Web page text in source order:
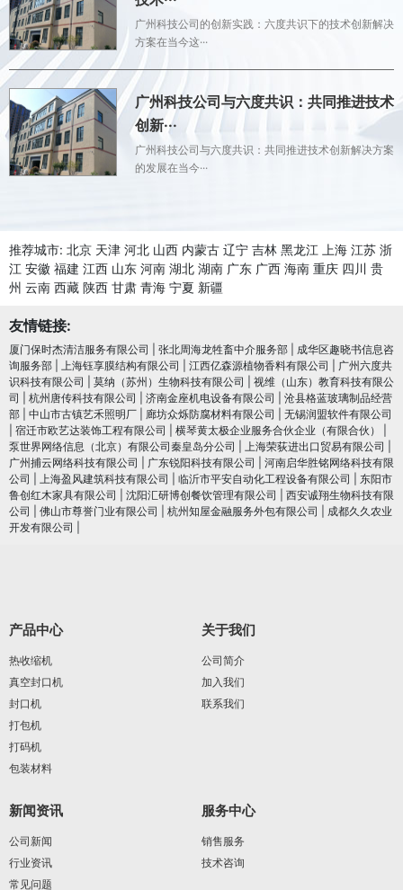
广州科技公司的创新实践：六度共识下的技术创新解决
方案在当今这···
广州科技公司与六度共识：共同推进技术
创新···
广州科技公司与六度共识：共同推进技术创新解决方案
的发展在当今···
推荐城市: 北京 天津 河北 山西 内蒙古 辽宁 吉林 黑龙江 上海 江苏 浙
江 安徽 福建 江西 山东 河南 湖北 湖南 广东 广西 海南 重庆 四川 贵
州 云南 西藏 陕西 甘肃 青海 宁夏 新疆
友情链接:
厦门保时杰清洁服务有限公司 张北周海龙牲畜中介服务部
成华区趣晓书信息咨
询服务部
上海钰享膜结构有限公司 江西亿森源植物香料有限公司
广州六度共
识科技有限公司
莫纳（苏州）生物科技有限公司
视维（山东）教育科技有限公
司
杭州唐传科技有限公司 济南金座机电设备有限公司
沧县格蓝玻璃制品经营
部
中山市古镇艺禾照明厂 廊坊众烁防腐材料有限公司
无锡润盟软件有限公司
宿迁市欧艺达装饰工程有限公司 横琴黄太极企业服务合伙企业（有限合伙）
泵世界网络信息（北京）有限公司秦皇岛分公司
上海荣荻进出口贸易有限公司
广州捕云网络科技有限公司
广东锐阳科技有限公司
河南启华胜铭网络科技有限
公司
上海盈风建筑科技有限公司 临沂市平安自动化工程设备有限公司
东阳市
鲁创红木家具有限公司
沈阳汇研博创餐饮管理有限公司
西安诚翔生物科技有限
公司
佛山市尊誉门业有限公司 杭州知屋金融服务外包有限公司
成都久久农业
开发有限公司
产品中心
热收缩机
真空封口机
封口机
打包机
打码机
包装材料
关于我们
公司简介
加入我们
联系我们
新闻资讯
公司新闻
行业资讯
常见问题
服务中心
销售服务
技术咨询